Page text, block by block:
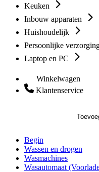
Keuken
Inbouw apparaten
Huishoudelijk
Persoonlijke
Laptop en PC
Winkelwagen
Klantenservice
Begin
Wassen en drogen
Wasmachines
Wasautomaat